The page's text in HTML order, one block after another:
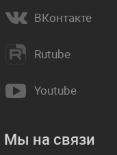
ВКонтакте
Rutube
Youtube
Мы на связи